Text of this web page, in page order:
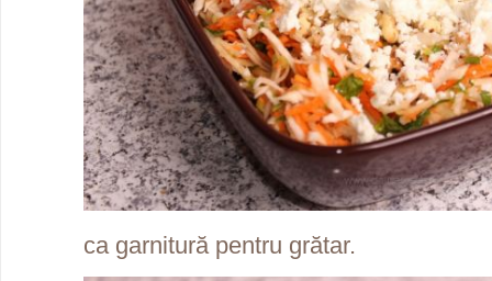
ca garnitură pentru grătar.